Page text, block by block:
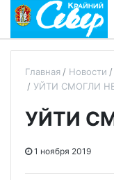
Главная Новости
УЙТИ СМОГЛИ
УЙТИ
1 ноября 2019